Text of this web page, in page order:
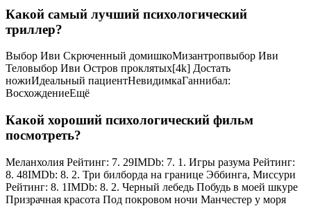
Какой самый лучший психологический
триллер?
Выбор Иви Скрюченный домишкоМизантропвыбор Иви
Теловыбор Иви Остров проклятых[4k] Достать
ножиИдеальный пациентНевидимкаГаннибал:
ВосхождениеЕщё
Какой хороший психологический фильм
посмотреть?
Меланхолия Рейтинг: 7. 29IMDb: 7. 1. Игры разума Рейтинг:
8. 48IMDb: 8. 2. Три билборда на границе Эббинга, Миссури
Рейтинг: 8. 1IMDb: 8. 2. Черный лебедь Побудь в моей шкуре
Призрачная красота Под покровом ночи Манчестер у моря